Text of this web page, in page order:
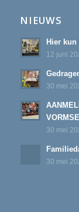
NIEUWS
Hier
12 juni
30 mei
30 mei
30 mei